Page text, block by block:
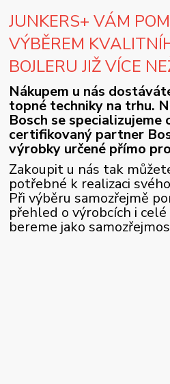
JUNKERS+ VÁM
VÝBĚREM
BOJLERU JIŽ VÍCE
Nákupem u nás
topné techniky na trhu.
Bosch se specializujeme
certifikovaný partner
výrobky určené přímo
Zakoupit u nás tak
potřebné k realizaci
Při výběru samozřejmě
přehled o výrobcích i celé
bereme jako